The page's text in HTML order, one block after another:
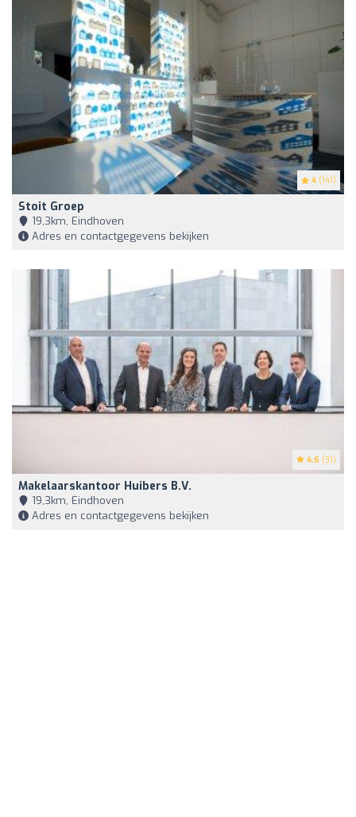
4 (141)
Stoit Groep
19,3km, Eindhoven
Adres en contactgegevens bekijken
4.6 (31)
Makelaarskantoor Huibers B.V.
19,3km, Eindhoven
Adres en contactgegevens bekijken